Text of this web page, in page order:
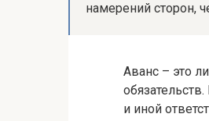
намерений сторон,
Аванс – это
и иной